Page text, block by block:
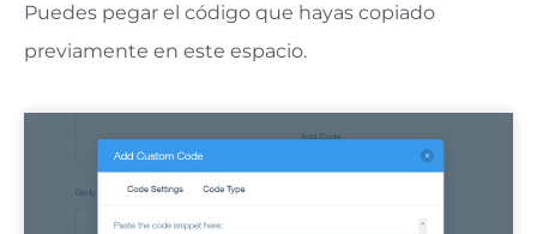
Puedes pegar el código que hayas copiado
previamente en este espacio.